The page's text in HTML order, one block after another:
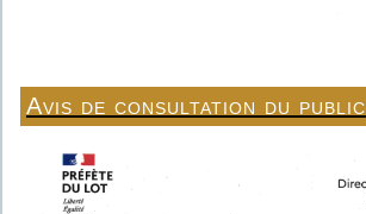
Avis de consultation du public